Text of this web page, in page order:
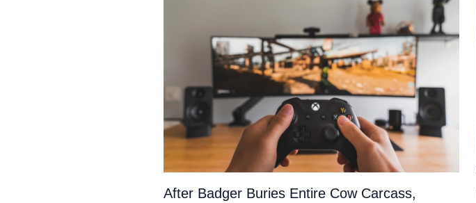
After Badger Buries Entire Cow Carcass,